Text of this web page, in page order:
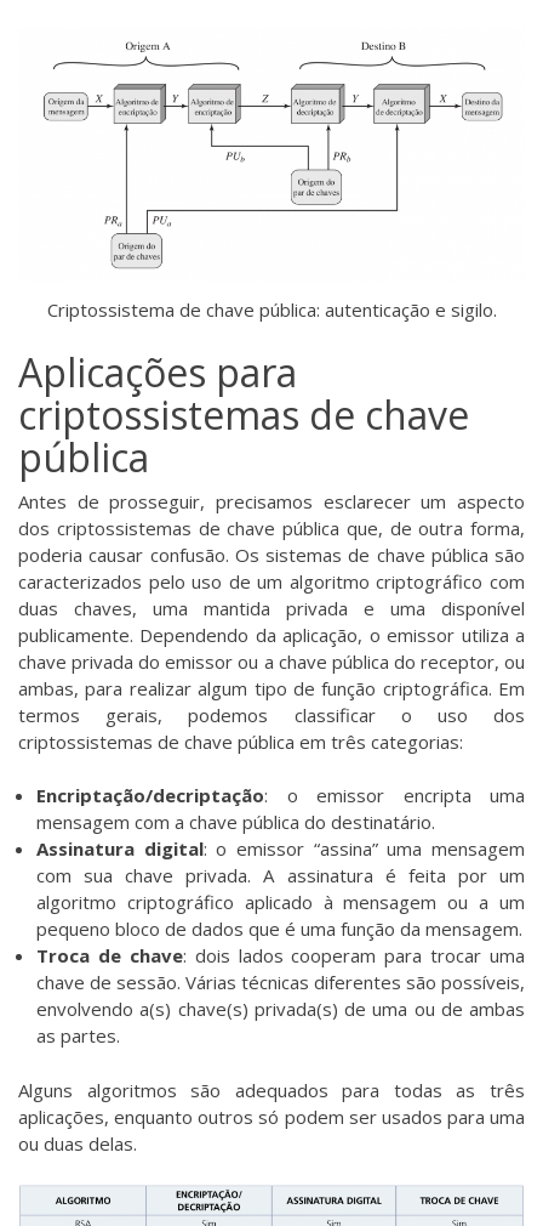
Criptossistema de chave pública: autenticação e sigilo.
Aplicações para
criptossistemas de chave
pública
Antes de prosseguir, precisamos esclarecer um aspecto
dos criptossistemas de chave pública que, de outra forma,
poderia causar confusão. Os sistemas de chave pública são
caracterizados pelo uso de um algoritmo criptográfico com
duas chaves, uma mantida privada e uma disponível
publicamente. Dependendo da aplicação, o emissor utiliza a
chave privada do emissor ou a chave pública do receptor, ou
ambas, para realizar algum tipo de função criptográfica. Em
termos gerais, podemos classificar o uso dos
criptossistemas de chave pública em três categorias:
Encriptação/decriptação: o emissor encripta uma
mensagem com a chave pública do destinatário.
Assinatura digital: o emissor “assina” uma mensagem
com sua chave privada. A assinatura é feita por um
algoritmo criptográfico aplicado à mensagem ou a um
pequeno bloco de dados que é uma função da mensagem.
Troca de chave: dois lados cooperam para trocar uma
chave de sessão. Várias técnicas diferentes são possíveis,
envolvendo a(s) chave(s) privada(s) de uma ou de ambas
as partes.
Alguns algoritmos são adequados para todas as três
aplicações, enquanto outros só podem ser usados para uma
ou duas delas.